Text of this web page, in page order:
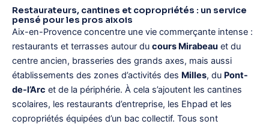
Restaurateurs, cantines et copropriétés : un service
pensé pour les pros aixois
Aix-en-Provence concentre une vie commerçante intense :
restaurants et terrasses autour du cours Mirabeau et du
centre ancien, brasseries des grands axes, mais aussi
établissements des zones d’activités des Milles, du Pont-
de-l’Arc et de la périphérie. À cela s’ajoutent les cantines
scolaires, les restaurants d’entreprise, les Ehpad et les
copropriétés équipées d’un bac collectif. Tous sont